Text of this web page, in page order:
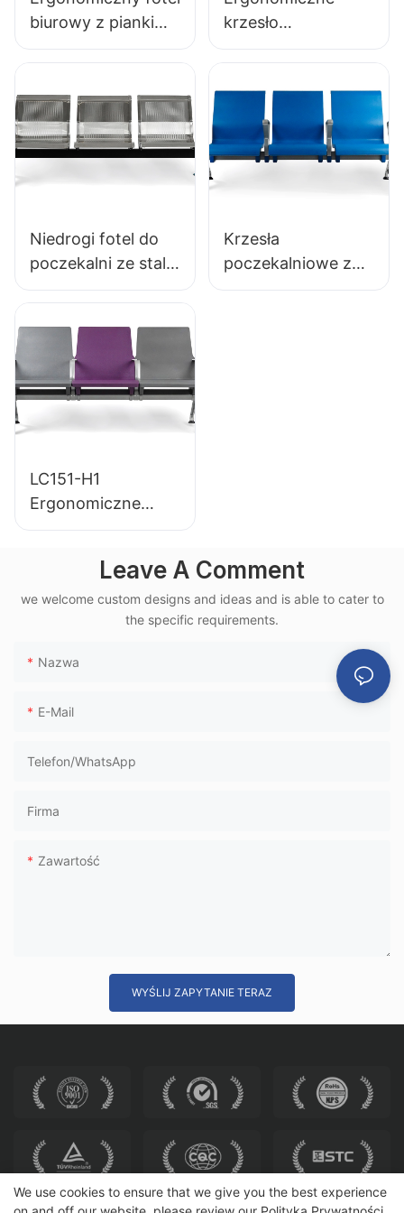
biurowy z pianki
poliuretanowej,
fabrycznie, IC091
HEWEI SEATING
krzesło
laboratoryjne z
poliuretanowej
LD13 HEWEI
SEATING
Niedrogi fotel do
poczekalni ze stali
nierdzewnej
do różnych
przestrzeni
publicznych
Krzesła
poczekalniowe z
powłoką
LC151-H1
Ergonomiczne
krzesło poczekalni
aluminiową ramą
PU do użytku w
terminalu kolei
Leave A Comment
we welcome custom designs and ideas and is able to cater to
the specific requirements.
Nazwa
E-Mail
Telefon/WhatsApp
Firma
Zawartość
WYŚLIJ ZAPYTANIE TERAZ
We use cookies to ensure that we give you the best experience